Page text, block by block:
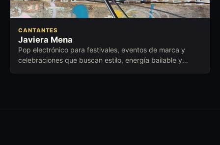
CANTANTES
Javiera Mena
Pop electrónico para festivales, eventos de marca y
celebraciones que buscan estilo, energía bailable y